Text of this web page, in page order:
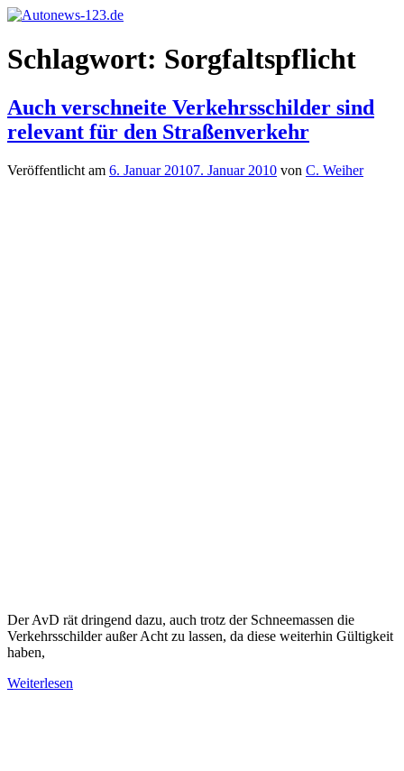
Zum
springen
Autonews-
123.de
Autonews
mit
Schlagwort: Sorgfaltspflicht
Auch verschneite Verkehrsschilder sind
relevant für den Straßenverkehr
Veröffentlicht am 6. Januar 20107. Januar 2010 von C. Weiher
Der AvD rät dringend dazu, auch trotz der Schneemassen die
Verkehrsschilder außer Acht zu lassen, da diese weiterhin Gültigkeit
haben,
Weiterlesen